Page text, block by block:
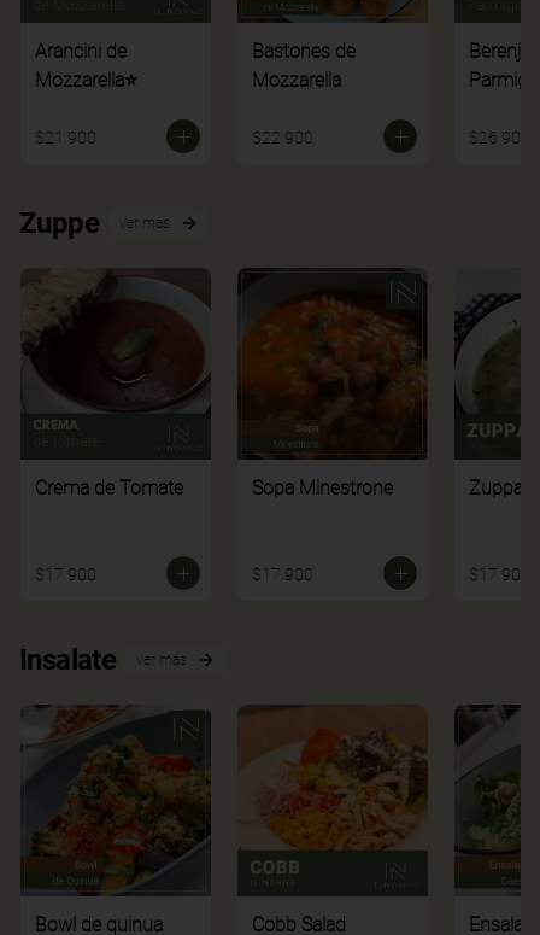
Arancini de
Mozzarella⭐
$21.900
Bastones de
Mozzarella
$22.900 $26.900
Zuppe Ver más
Crema de Tomate
$17.900
Sopa Minestrone
$17.900
Zuppa
$17.900
Insalate Ver más
Bowl de quinua Cobb Salad